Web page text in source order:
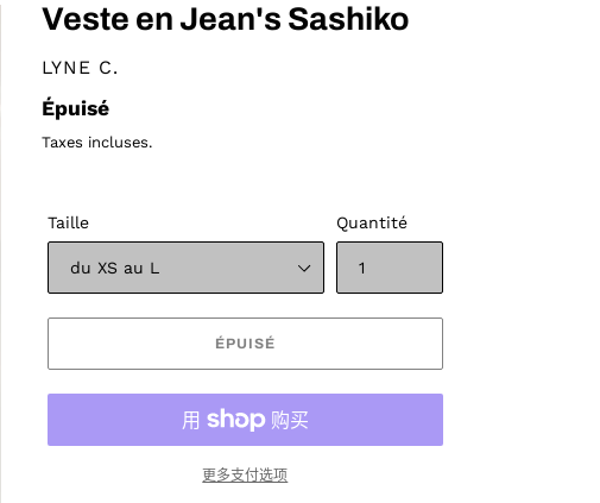
Veste en Jean's Sashiko
DISTRIBUTEUR
LYNE C.
Prix
normal
Épuisé
Taxes incluses.
Taille Quantité
ÉPUISÉ
更多支付选项